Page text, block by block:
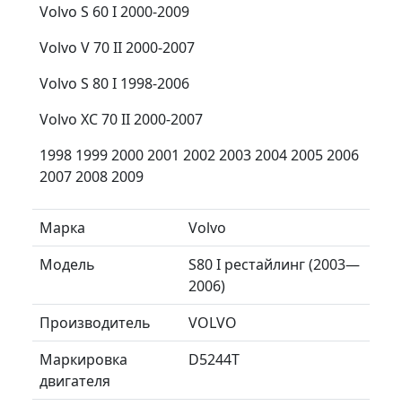
Volvo S 60 I 2000-2009
Volvo V 70 II 2000-2007
Volvo S 80 I 1998-2006
Volvo XC 70 II 2000-2007
1998 1999 2000 2001 2002 2003 2004 2005 2006
2007 2008 2009
Марка
Volvo
Модель
S80 I рестайлинг (2003—
2006)
Производитель
VOLVO
Маркировка
двигателя
D5244T